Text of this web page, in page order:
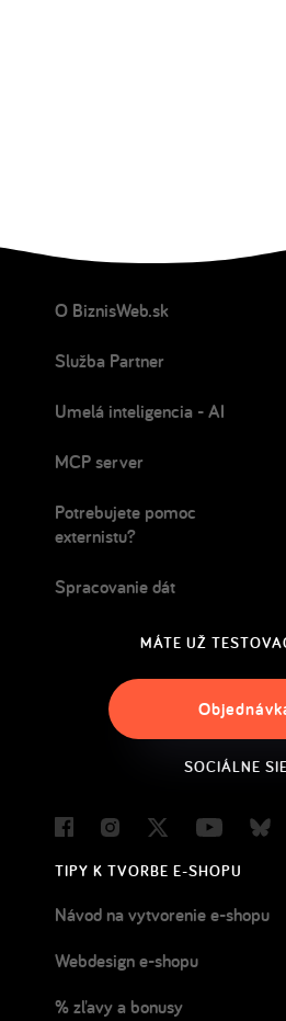
O BiznisWeb.sk
Služba Partner
Umelá inteligencia - AI
MCP server
Potrebujete pomoc
externistu?
Spracovanie dát
MÁTE UŽ
SOCIÁLNE
FacebookInstagram
Twitter Youtube
TIPY K TVORBE E-SHOPU
Návod na vytvorenie e-shopu
Webdesign e-shopu
% zľavy a bonusy